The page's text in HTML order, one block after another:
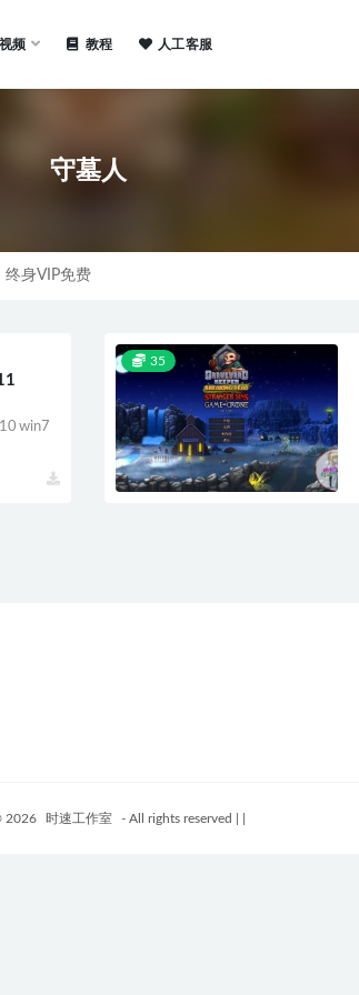
视频 教程 人工客服
守墓人
终身VIP免费
win7
35
2026 时速工作室 - All rights reserved